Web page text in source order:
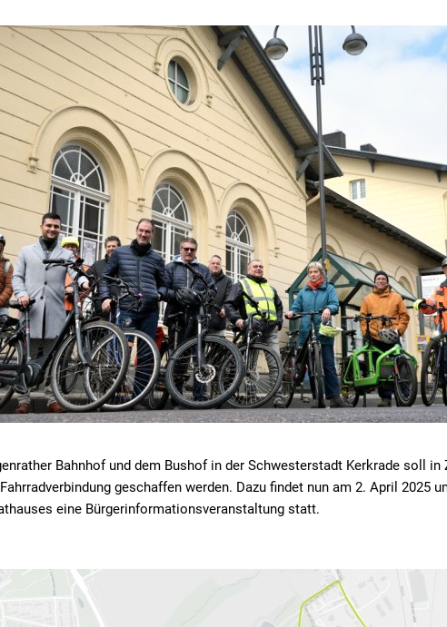
Bahnhof und dem Bushof in der Schwesterstadt Kerkrade soll in
geschaffen werden. Dazu findet nun am 2. April 2025
eine Bürgerinformationsveranstaltung statt.